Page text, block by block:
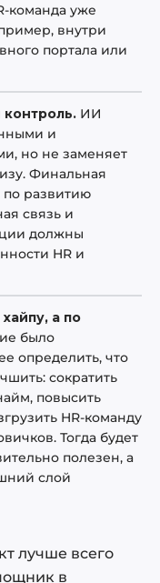
команда уже
внутри
портала или
ИИ
и
но не заменяет
Финальная
по развитию
связь и
должны
HR и
а по
было
определить, что
сократить
повысить
HR-команду
Тогда будет
полезен, а
слой
лучше всего
в